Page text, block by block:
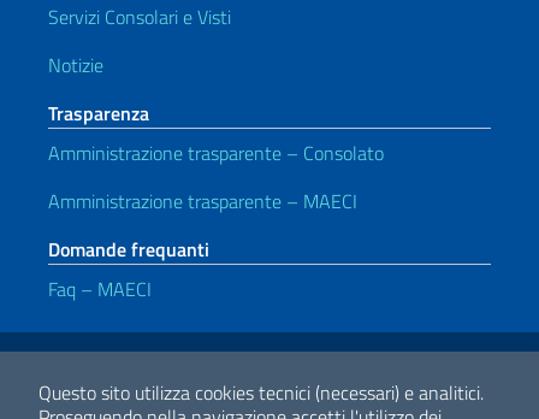
Questo sito utilizza cookies tecnici (necessari) e analitici.
Servizi Consolari e Visti
Notizie
Trasparenza
Amministrazione trasparente – Consolato
Amministrazione trasparente – MAECI
Domande frequanti
Faq – MAECI
Link Utili